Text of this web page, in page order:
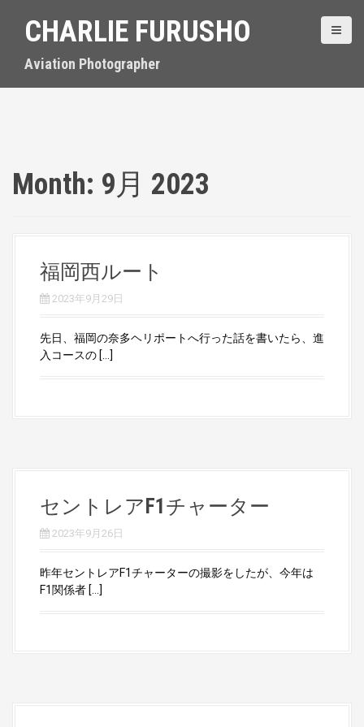
CHARLIE FURUSHO
Aviation Photographer
Month: 9月 2023
福岡西ルート
2023年9月29日
先日、福岡の奈多ヘリポートへ行った話を書いたら、進
入コースの […]
セントレアF1チャーター
2023年9月26日
昨年セントレアF1チャーターの撮影をしたが、今年は
F1関係者 […]